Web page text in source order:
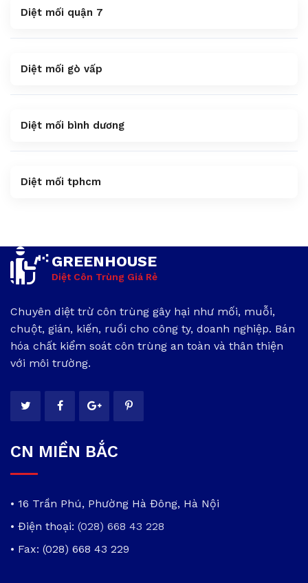
Diệt mối quận 7
Diệt mối gò vấp
Diệt mối bình dương
Diệt mối tphcm
GREENHOUSE
Diệt Côn Trùng Giá Rẻ
Chuyên diệt trừ côn trùng gây hại như mối, muỗi,
chuột, gián, kiến, ruồi cho công ty, doanh nghiệp. Bán
hóa chất kiểm soát côn trùng an toàn và thân thiện
với môi trường.
CN MIỀN BẮC
• 16 Trần Phú, Phường Hà Đông, Hà Nội
• Điện thoại: (028) 668 43 228
• Fax: (028) 668 43 229